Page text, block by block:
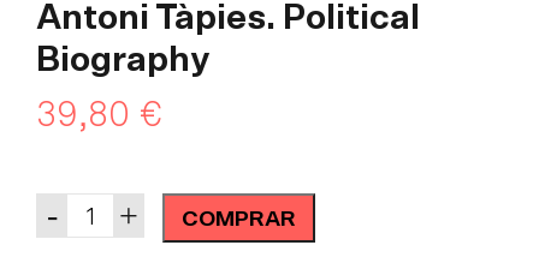
Antoni Tàpies. Political
Biography
39,80 €
Quantity +
- COMPRAR